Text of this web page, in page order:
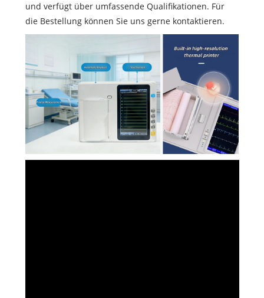
und verfügt über umfassende Qualifikationen. Für
die Bestellung können Sie uns gerne kontaktieren.